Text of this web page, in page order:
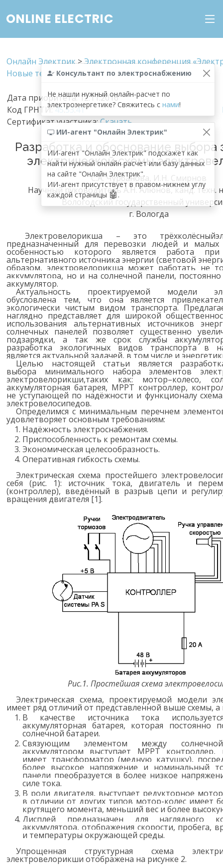
ONLINE ELECTRIC
Консультант по электроснабжению
Не нашли нужный онлайн-расчет по
электроэнергетике? Свяжитесь с нами!
ИИ-агент "Онлайн Электрик"
ИИ-агент "Онлайн Электрик" подскажет как
найти нужный онлайн расчет или базу данных
на сайте "Онлайн Электрик".
ИИ-агент присутствует в правом-нижнем углу
каждой страницы🤖.
Онлайн Электрик>Электронная конференция
Новые технологии»
Дата приоритета: 12.11.2016
Код ГРНТИ:45.53.41
Сертификат участника:Скачать
Разработка и обоснование выбора
электрической схемы
С.А. Чурбанова, И.Н. Смирнов
Научный руководитель А.Н. Алюнов, канд. техн.
Вологодский государственный
г. Вологда
Электровелорикша – это
предназначенный для перевозки людей и малых
особенностью которого является работа при
альтернативного источника энергии (световой
образом, электровелорикша может работать не
аккумулятора, но и на солнечной панели,
аккумулятор.
Актуальность проектируемой модели
обусловлена тем, что она является
экологически чистым видом транспорта.
наглядно представляет для широкой
использования альтернативных источников
солнечных панелей позволяет существенно
подзарядки, а так же срок службы
разработка экологичных видов транспорта в
является актуальной задачей, в том числе и
Целью настоящей статьи является
выбора минимального набора элементов
электровелорикши,таких как: мотор–колесо,
аккумуляторная батарея, МРРТ контроллер,
не уступающей по надёжности и функционалу
электровелосипедов.
Определимся с минимальным перечнем
удовлетворяет основным требованиям:
Надёжность электроснабжения.
Приспособленность к ремонтам схемы.
Экономическая целесообразность.
Оперативная гибкость схемы.
Электрическая схема простейшего
себя (рис. 1): источник тока, двигатель и
(контроллер), введённый в разрыв цепи и
вращения двигателя [1].
Рис.1. Простейшая схема
Электрическая схема, проектируемой модели
имеет ряд отличий от представленной выше схемы,
В качестве источника тока
аккумуляторная батарея, которая постоянно
солнечной батареи.
Связующим элементом между
аккумулятором выступает МРРТ
имеет трансформатор (медную катушку),
более высокое напряжение и номинальный
панели преобразуется в более низкое
силе тока.
В роли двигателя, выступает редукторное
в отличии от других типов мотор-колес имеет
крутящего момента, меньший вес и более
Дисплей предназначен для наглядного
аккумулятора, отображения скорости, пробега,
и температуры окружающей среды.
Упрощенная структурная схема
электровелорикши отображена на рисунке 2.